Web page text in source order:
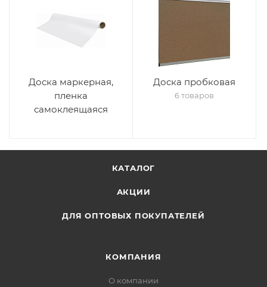
Доска маркерная,
пленка
самоклеящаяся
Доска пробковая
6 товаров
КАТАЛОГ
АКЦИИ
ДЛЯ ОПТОВЫХ ПОКУПАТЕЛЕЙ
КОМПАНИЯ
О компании